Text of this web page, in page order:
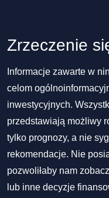
Zrzeczenie
Informacje zawarte w
celom
inwestycyjnych.
przedstawiają możliwy
tylko prognozy, a nie
rekomendacje. Nie
pozwoliłaby nam
lub inne decyzje